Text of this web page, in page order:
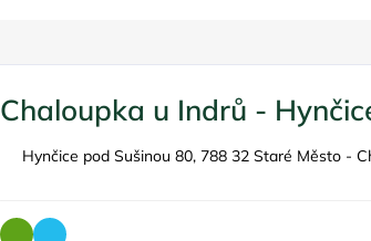
Chaloupka u Indrů -
Hynčice pod Sušinou 80, 788 32 Staré Město -